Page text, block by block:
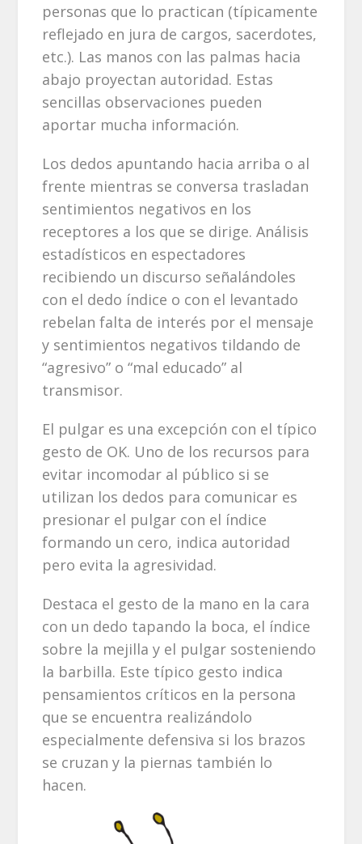
personas que lo practican (típicamente
reflejado en jura de cargos, sacerdotes,
etc.). Las manos con las palmas hacia
abajo proyectan autoridad. Estas
sencillas observaciones pueden
aportar mucha información.
Los dedos apuntando hacia arriba o al
frente mientras se conversa trasladan
sentimientos negativos en los
receptores a los que se dirige. Análisis
estadísticos en espectadores
recibiendo un discurso señalándoles
con el dedo índice o con el levantado
rebelan falta de interés por el mensaje
y sentimientos negativos tildando de
“agresivo” o “mal educado” al
transmisor.
El pulgar es una excepción con el típico
gesto de OK. Uno de los recursos para
evitar incomodar al público si se
utilizan los dedos para comunicar es
presionar el pulgar con el índice
formando un cero, indica autoridad
pero evita la agresividad.
Destaca el gesto de la mano en la cara
con un dedo tapando la boca, el índice
sobre la mejilla y el pulgar sosteniendo
la barbilla. Este típico gesto indica
pensamientos críticos en la persona
que se encuentra realizándolo
especialmente defensiva si los brazos
se cruzan y la piernas también lo
hacen.